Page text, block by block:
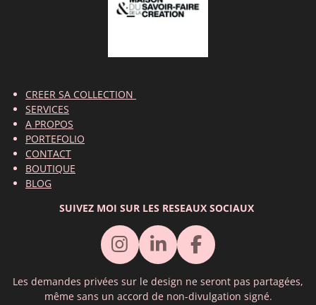
CREER SA COLLECTION
SERVICES
A PROPOS
PORTEFOLIO
CONTACT
BOUTIQUE
BLOG
SUIVEZ MOI SUR LES RESEAUX SOCIAUX
I
n
s
L
i
n
F
a
c
Les demandes privées sur le design ne seront pas partagées,
même sans un accord de non-divulgation signé.